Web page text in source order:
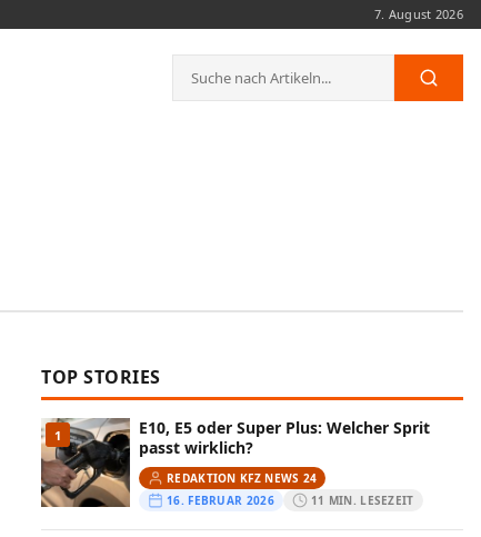
7. August 2026
Suche
nach:
TOP STORIES
1
E10, E5 oder Super Plus: Welcher Sprit
passt wirklich?
REDAKTION KFZ NEWS 24
16. FEBRUAR 2026
11 MIN. LESEZEIT